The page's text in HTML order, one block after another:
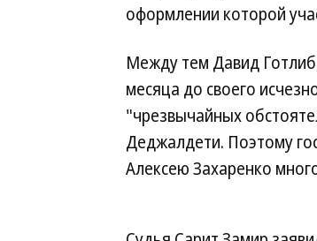
оформлении которой
Между тем Давид
месяца до своего
"чрезвычайных
Деджалдети. Поэтому
Алексею Захаренко